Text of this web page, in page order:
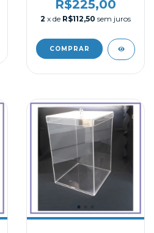
R$225,00
2 x de R$112,50 sem juros